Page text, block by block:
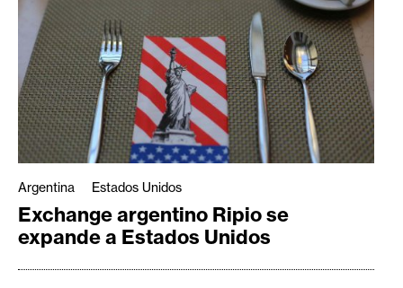
Argentina Estados Unidos
Exchange argentino Ripio se
expande a Estados Unidos